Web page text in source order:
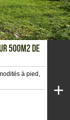
500m2 DE
à pied,
+